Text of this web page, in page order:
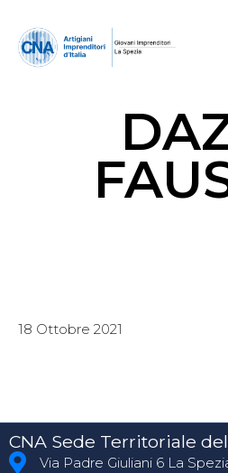
18 Ottobre 2021
CNA Sede Territoriale
Via Padre Giuliani 6 La